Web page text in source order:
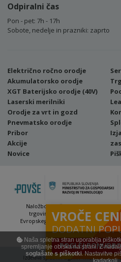
Odpiralni čas
Pon - pet: 7h - 17h
Sobote, nedelje in prazniki: zaprto
Električno ročno orodje
Akumulatorsko orodje
XGT Baterijsko orodje (40V)
Laserski merilniki
Orodje za vrt in gozd
Pnevmatsko orodje
Pribor
Akcije
Novice
Naložbo (Vavčer za digitalni
trgovina) sofinancirata Republika
Evropskega sklada za regionalni
preko Vavčerja za
Izdelava spletnih trgovin4WEB d.o.o. | ©
VROČE
DODATNI
POGLEJ
Naša spletna stran uporablja
spremljanje obiska na strani. Z
soglašate s piškotki. Nastavitve
kadarkoli.